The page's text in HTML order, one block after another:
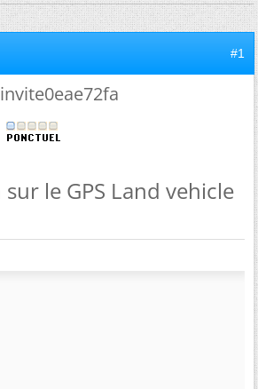
#1
invite0eae72fa
le GPS Land vehicle